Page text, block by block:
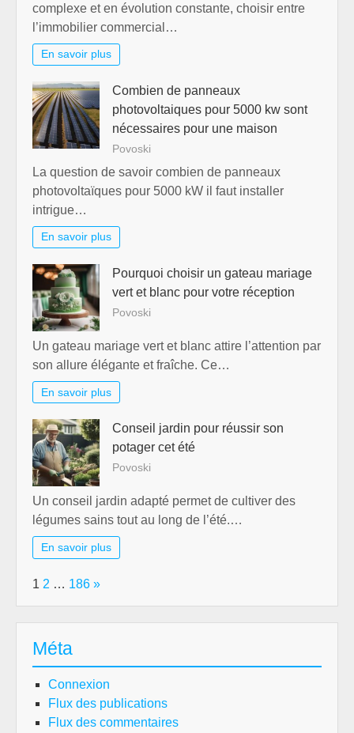
complexe et en évolution constante, choisir entre
l’immobilier commercial…
En savoir plus
Combien de panneaux
photovoltaiques pour 5000 kw sont
nécessaires pour une maison
Povoski
La question de savoir combien de panneaux
photovoltaïques pour 5000 kW il faut installer
intrigue…
En savoir plus
Pourquoi choisir un gateau mariage
vert et blanc pour votre réception
Povoski
Un gateau mariage vert et blanc attire l’attention par
son allure élégante et fraîche. Ce…
En savoir plus
Conseil jardin pour réussir son
potager cet été
Povoski
Un conseil jardin adapté permet de cultiver des
légumes sains tout au long de l’été.…
En savoir plus
Page:
1 2 … 186 Next
»
Méta
Connexion
Flux des publications
Flux des commentaires